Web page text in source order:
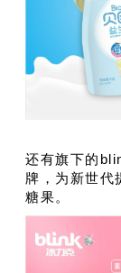
还有旗下的
牌，为新世代
糖果。